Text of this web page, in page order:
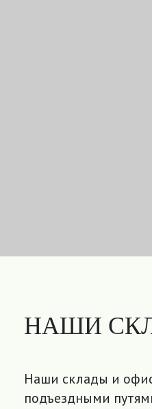
НАШИ
Наши склады и
подъездными